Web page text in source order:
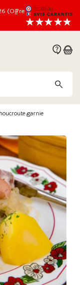
(Offre
garnie